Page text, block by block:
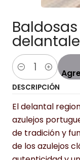
Cantidad
DESCRIPCIÓN
El delantal
azulejos
de tradición y
de los azulejos